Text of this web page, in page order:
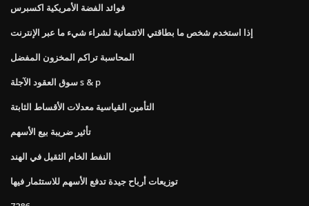
فوائد الفضة الأمريكية اكسبرس
إذا استخدم شخص ما بطاقتي الائتمانية لشراء شيء ما عبر الإنترنت
المحاسبة تراكم المخزون المفضل
سوق العقود الآجلة s & p
التأمين القياسية معدلات الأقساط الثابتة
تأثير ضريبة بيع الأسهم
النفط الخام الثقيل في الهند
توزيعات أرباح جيدة تدفع الأسهم للاستثمار فيها